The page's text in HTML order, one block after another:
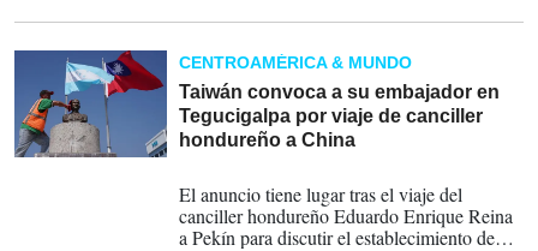
Producto Interno Bruto del país, proyectado
entre 3.4% y 3.5% para el periodo de 2023 a
2026
CENTROAMÉRICA & MUNDO
Taiwán convoca a su embajador en
Tegucigalpa por viaje de canciller
hondureño a China
El anuncio tiene lugar tras el viaje del
canciller hondureño Eduardo Enrique Reina
a Pekín para discutir el establecimiento de